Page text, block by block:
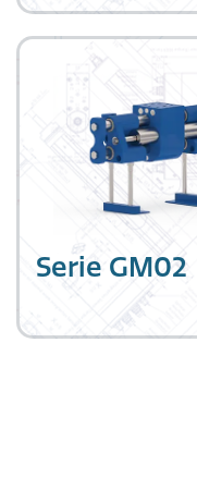
den Food und
präzisen
der exakten
der Greifer
zuverlässig
Serie GM02